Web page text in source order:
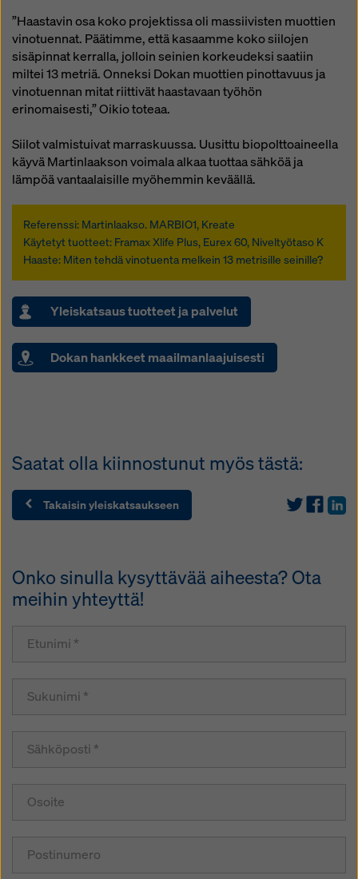
”Haastavin osa koko projektissa oli massiivisten muottien
vinotuennat. Päätimme, että kasaamme koko siilojen
sisäpinnat kerralla, jolloin seinien korkeudeksi saatiin
miltei 13 metriä. Onneksi Dokan muottien pinottavuus ja
vinotuennan mitat riittivät haastavaan työhön
erinomaisesti,” Oikio toteaa.
Siilot valmistuivat marraskuussa. Uusittu biopolttoaineella
käyvä Martinlaakson voimala alkaa tuottaa sähköä ja
lämpöä vantaalaisille myöhemmin keväällä.
Referenssi: Martinlaakso. MARBIO1, Kreate
Käytetyt tuotteet: Framax Xlife Plus, Eurex 60, Niveltyötaso K
Haaste: Miten tehdä vinotuenta melkein 13 metrisille seinille?
Yleiskatsaus tuotteet ja palvelut
Dokan hankkeet maailmanlaajuisesti
Saatat olla kiinnostunut myös tästä:
Takaisin yleiskatsaukseen
Onko sinulla kysyttävää aiheesta? Ota
meihin yhteyttä!